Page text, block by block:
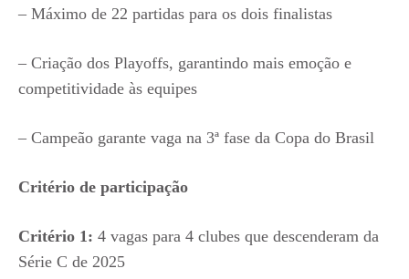
– Máximo de 22 partidas para os dois finalistas
– Criação dos Playoffs, garantindo mais emoção e
competitividade às equipes
– Campeão garante vaga na 3ª fase da Copa do Brasil
Critério de participação
Critério 1: 4 vagas para 4 clubes que descenderam da
Série C de 2025